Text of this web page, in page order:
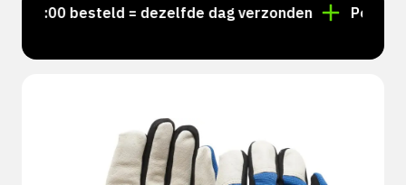
15:00 besteld = dezelfde dag verzonden